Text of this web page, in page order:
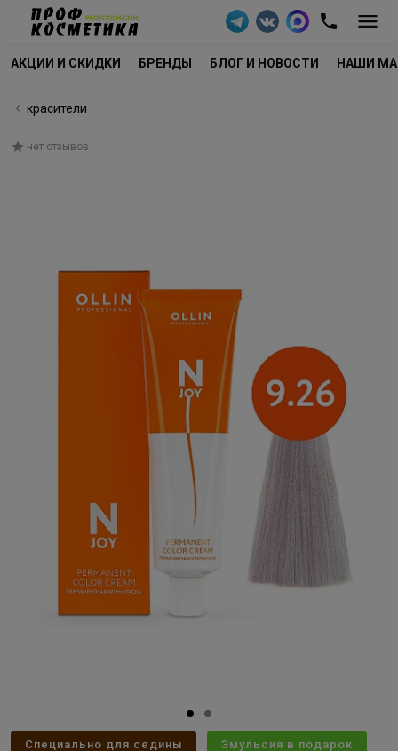
АКЦИИ И СКИДКИ БРЕНДЫ БЛОГ И НОВОСТИ НАШИ
красители
нет отзывов
Специально для седины Эмульсия в подарок